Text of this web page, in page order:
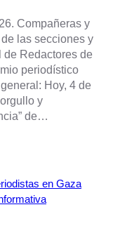
Compañeras y
las secciones y
Redactores de
periodístico
Hoy, 4 de
y
de…